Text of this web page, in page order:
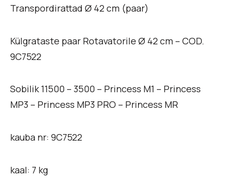
Transpordirattad Ø 42 cm (paar)
Külgrataste paar Rotavatorile Ø 42 cm – COD.
9C7522
Sobilik 11500 – 3500 – Princess M1 – Princess
MP3 – Princess MP3 PRO – Princess MR
kauba nr: 9C7522
kaal: 7 kg